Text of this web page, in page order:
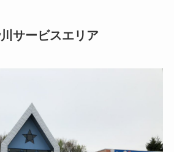
サービスエリア